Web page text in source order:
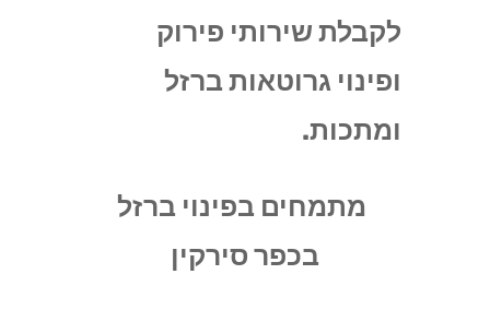
לקבלת שירותי פירוק
ופינוי גרוטאות ברזל
ומתכות.
מתמחים בפינוי ברזל
בכפר סירקין